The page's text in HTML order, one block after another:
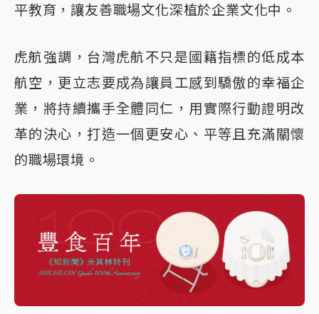
平教育，讓友善職場文化深植於企業文化中。
虎航強調，台灣虎航不只是國籍指標的低成本
航空，更立志要成為讓員工感到驕傲的幸福企
業，將持續攜手全體同仁，用實際行動證明改
革的決心，打造一個更安心、平等且充滿關懷
的職場環境。